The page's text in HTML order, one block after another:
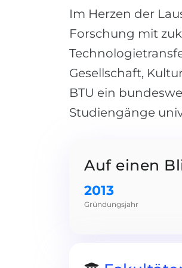
Im Herzen der
Forschung mit
Gesellschaft,
BTU ein
Studiengänge
Auf einen
2013
Gründungsjahr